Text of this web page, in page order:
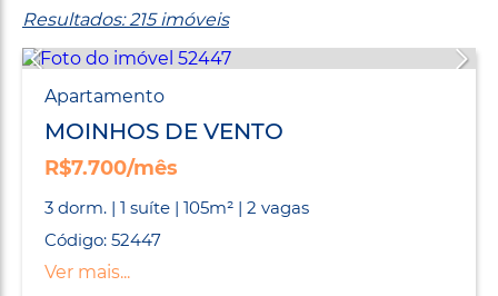
Resultados: 215 imóveis
Apartamento
MOINHOS DE VENTO
R$7.700/mês
3 dorm. | 1 suíte | 105m² | 2 vagas
Código: 52447
Ver mais...